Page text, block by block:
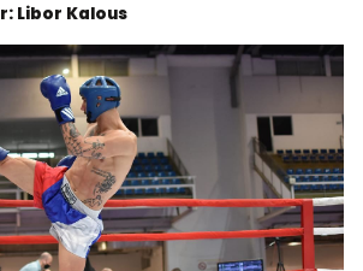
Libor Kalous